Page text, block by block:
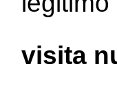
visita